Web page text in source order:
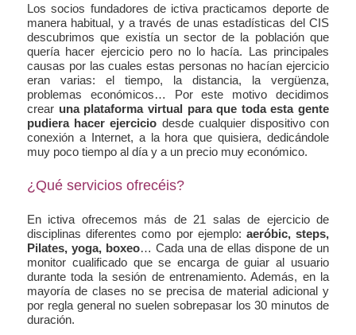
Los socios fundadores de ictiva practicamos deporte de
manera habitual, y a través de unas estadísticas del CIS
descubrimos que existía un sector de la población que
quería hacer ejercicio pero no lo hacía. Las principales
causas por las cuales estas personas no hacían ejercicio
eran varias: el tiempo, la distancia, la vergüenza,
problemas económicos… Por este motivo decidimos
crear una plataforma virtual para que toda esta gente
pudiera hacer ejercicio desde cualquier dispositivo con
conexión a Internet, a la hora que quisiera, dedicándole
muy poco tiempo al día y a un precio muy económico.
¿Qué servicios ofrecéis?
En ictiva ofrecemos más de 21 salas de ejercicio de
disciplinas diferentes como por ejemplo: aeróbic, steps,
Pilates, yoga, boxeo… Cada una de ellas dispone de un
monitor cualificado que se encarga de guiar al usuario
durante toda la sesión de entrenamiento. Además, en la
mayoría de clases no se precisa de material adicional y
por regla general no suelen sobrepasar los 30 minutos de
duración.